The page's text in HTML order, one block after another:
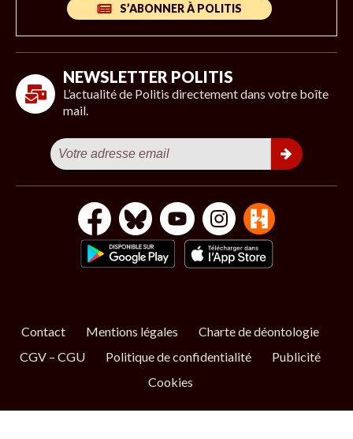
S’ABONNER À POLITIS
NEWSLETTER POLITIS
L’actualité de Politis directement dans votre boîte
mail.
Contact Mentions légales
Charte de déontologie
CGV – CGU
Politique de confidentialité
Publicité
Cookies